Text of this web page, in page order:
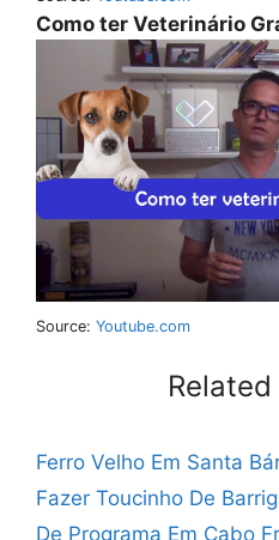
Como ter Veterinário
Source: Youtube.com
Ferro Velho Em Santa
Fazer Toucinho De
De Programa Em Cabo